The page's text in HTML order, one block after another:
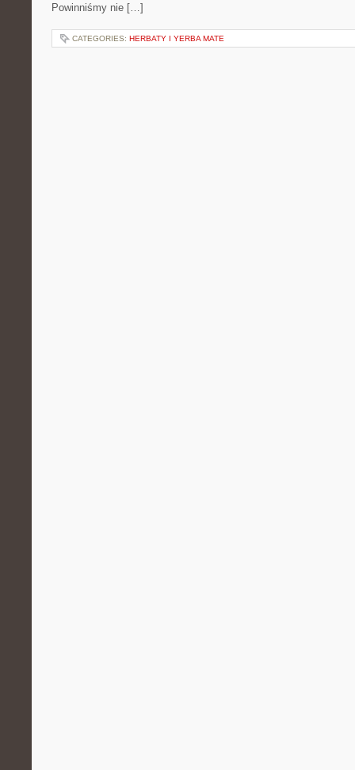
Powinniśmy nie […]
CATEGORIES: HERBATY I YERBA MATE